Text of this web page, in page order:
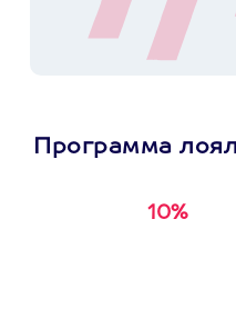
Программа
10%